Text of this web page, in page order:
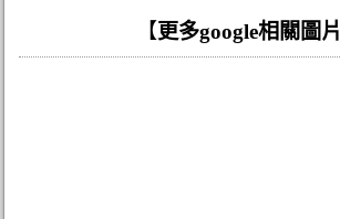
【更多google相關圖片